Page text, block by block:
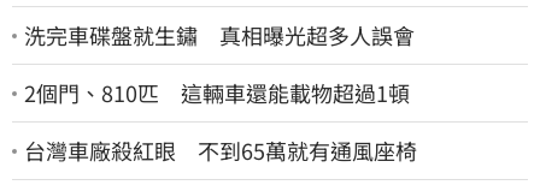
洗完車碟盤就生鏽 真相曝光超多人誤會
2個門、810匹 這輛車還能載物超過1頓
台灣車廠殺紅眼 不到65萬就有通風座椅